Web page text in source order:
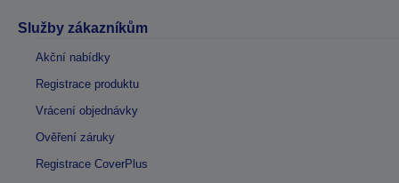
Služby zákazníkům
Akční nabídky
Registrace produktu
Vrácení objednávky
Ověření záruky
Registrace CoverPlus